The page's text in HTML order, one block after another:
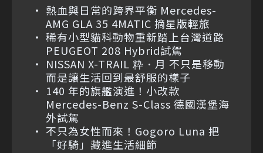
熱血與日常的跨界平衡 Mercedes-
AMG GLA 35 4MATIC 摘星版輕旅
稀有小型貓科動物重新踏上台灣道路
PEUGEOT 208 Hybrid試駕
NISSAN X-TRAIL 粋．月 不只是移動
而是讓生活回到最舒服的樣子
140 年的旗艦演進！小改款
Mercedes-Benz S-Class 德國漢堡海
外試駕
不只為女性而來！Gogoro Luna 把
「好騎」藏進生活細節